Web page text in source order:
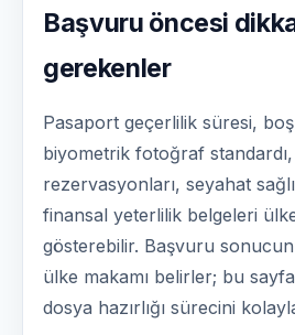
Başvuru öncesi
gerekenler
Pasaport geçerlilik süresi,
biyometrik fotoğraf standardı,
rezervasyonları, seyahat
finansal yeterlilik belgeleri
gösterebilir. Başvuru
ülke makamı belirler; bu sayfa
dosya hazırlığı sürecini